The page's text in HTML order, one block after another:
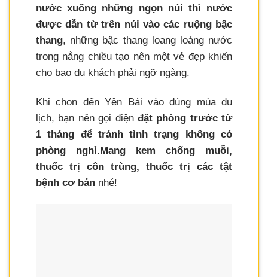
nước xuống những ngọn núi thì nước
được dẫn từ trên núi vào các ruộng bậc
thang, những bậc thang loang loáng nước
trong nắng chiều tạo nên một vẻ đẹp khiến
cho bao du khách phải ngỡ ngàng.
Khi chọn đến Yên Bái vào đúng mùa du
lịch, bạn nên gọi điện đặt phòng trước từ
1 tháng để tránh tình trạng không có
phòng nghỉ. Mang kem chống muỗi,
thuốc trị côn trùng, thuốc trị các tật
bệnh cơ bản nhé!